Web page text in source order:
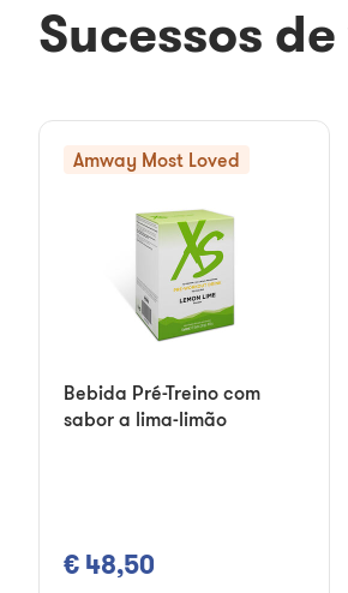
Sucessos
Amway Most Loved
Bebida Pré-Treino com
sabor a lima-limão
€ 48,50